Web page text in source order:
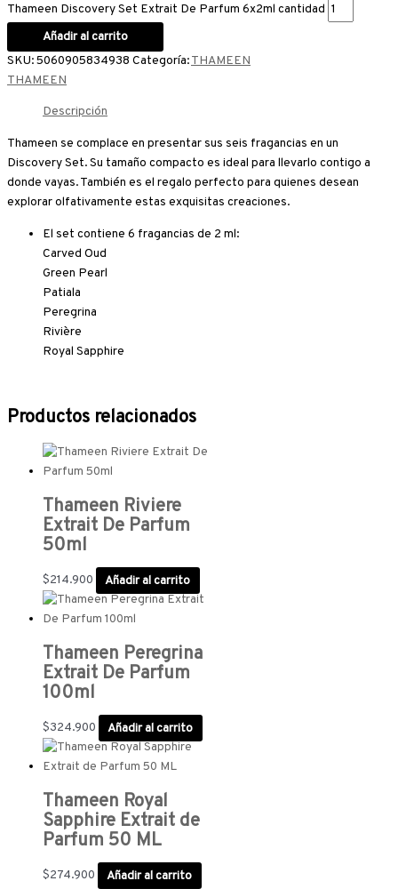
Thameen Discovery Set Extrait De Parfum 6x2ml cantidad
Añadir al carrito
SKU:5060905834938 Categoría:THAMEEN
THAMEEN
Descripción
Thameen se complace en presentar sus seis fragancias en un
Discovery Set. Su tamaño compacto es ideal para llevarlo contigo a
donde vayas. También es el regalo perfecto para quienes desean
explorar olfativamente estas exquisitas creaciones.
El set contiene 6 fragancias de 2 ml:
Carved Oud
Green Pearl
Patiala
Peregrina
Rivière
Royal Sapphire
Productos relacionados
Thameen Riviere
Extrait De Parfum
50ml
$214.900 Añadir al carrito
Thameen Peregrina
Extrait De Parfum
100ml
$324.900 Añadir al carrito
Thameen Royal
Sapphire Extrait de
Parfum 50 ML
$274.900 Añadir al carrito